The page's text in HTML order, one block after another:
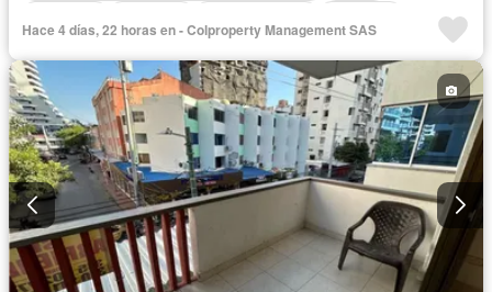
Gas natural
Vista panorámica
Sauna
Seguridad privada
Piscina Agua
Hace 4 días, 22 horas en - Colproperty Management SAS